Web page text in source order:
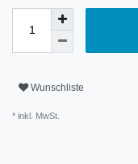
Wunschliste
* inkl. MwSt.